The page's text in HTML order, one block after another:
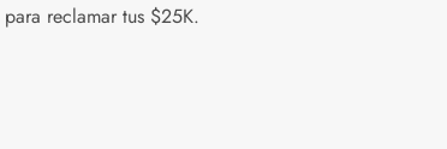
para reclamar tus $25K.